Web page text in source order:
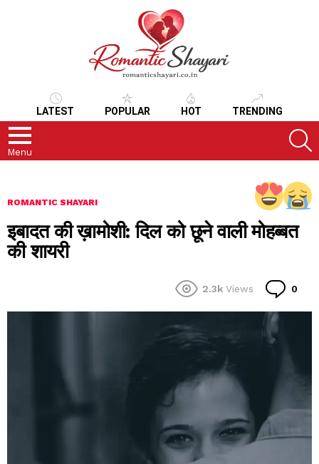
LATEST POPULAR HOT TRENDING
Menu
ROMANTIC SHAYARI
इबादत की ख़ामोशी: दिल को छूने वाली मोहब्बत
की शायरी
2.3k Views 0